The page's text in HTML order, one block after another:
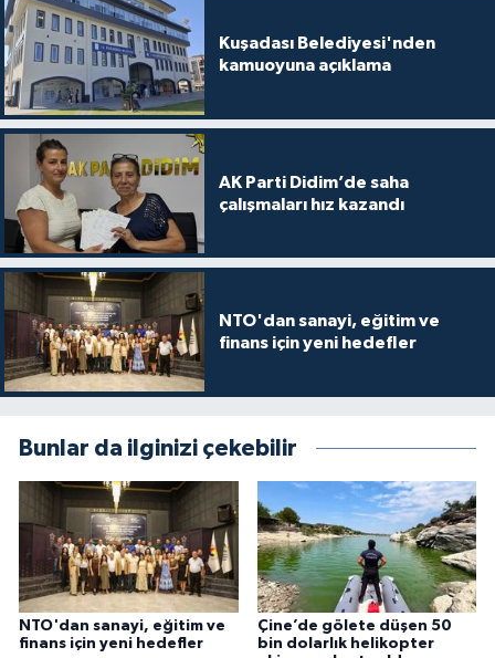
Kuşadası Belediyesi'nden
kamuoyuna açıklama
AK Parti Didim’de saha
çalışmaları hız kazandı
NTO'dan sanayi, eğitim ve
finans için yeni hedefler
Bunlar da ilginizi çekebilir
NTO'dan sanayi, eğitim ve
finans için yeni hedefler
Çine’de gölete düşen 50
bin dolarlık helikopter